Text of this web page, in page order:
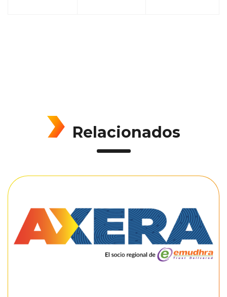
Relacionados